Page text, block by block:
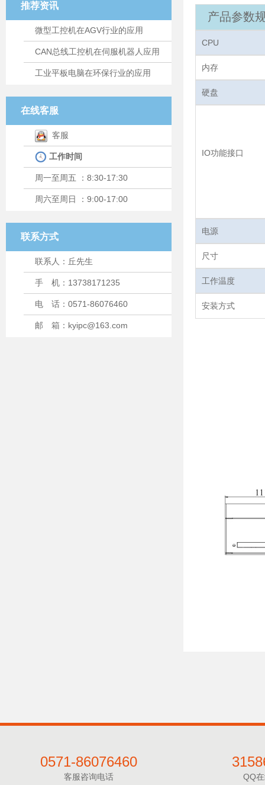
推荐资讯
微型工控机在AGV行业的应用
CAN总线工控机在伺服机器人应用
工业平板电脑在环保行业的应用
在线客服
客服
工作时间
周一至周五 ：8:30-17:30
周六至周日 ：9:00-17:00
联系方式
联系人：丘先生
手 机：13738171235
电 话：0571-86076460
邮 箱：kyipc@163.com
产品参数
CPU
内存
硬盘
IO功能接口
电源
尺寸
工作温度
安装方式
0571-86076460
客服咨询电话 QQ